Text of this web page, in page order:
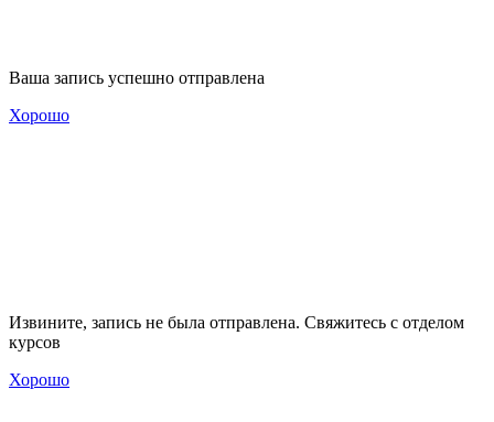
Ваша запись успешно отправлена
Хорошо
Извините, запись не была отправлена. Свяжитесь с отделом
курсов
Хорошо